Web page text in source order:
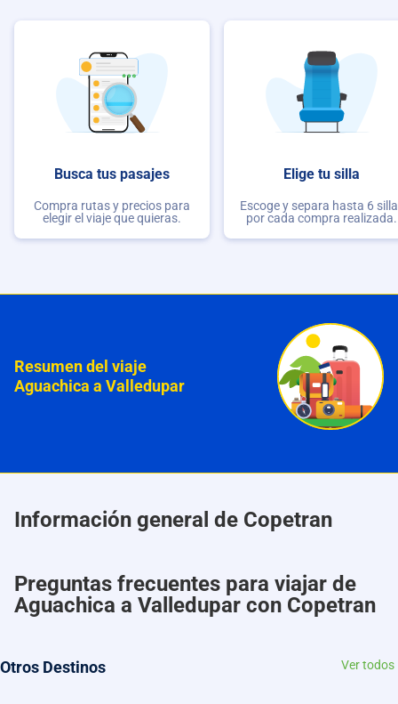
Busca tus pasajes
Compra rutas y precios para
elegir el viaje que quieras.
Elige tu silla
Escoge y separa hasta 6
por cada compra realizada.
Resumen del viaje
Aguachica a Valledupar
Información general de Copetran
Preguntas frecuentes para viajar de
Aguachica a Valledupar con Copetran
Otros Destinos Ver todos